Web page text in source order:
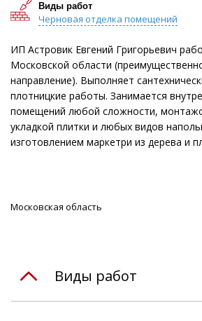
Виды работ
Черновая отделка помещений
ИП Астровик Евгений Григорьевич
Московской области
направление). Выполняет
плотницкие работы. Занимается
помещений любой сложности,
укладкой плитки и любых видов
изготовлением маркетри из дерева и
Московская область
Виды работ